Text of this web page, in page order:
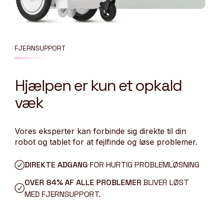
FJERNSUPPORT
Hjælpen er kun et opkald
væk
Vores eksperter kan forbinde sig direkte til din
robot og tablet for at fejlfinde og løse problemer.
DIREKTE ADGANG FOR HURTIG PROBLEMLØSNING
OVER 84% AF ALLE PROBLEMER BLIVER LØST
MED FJERNSUPPORT.